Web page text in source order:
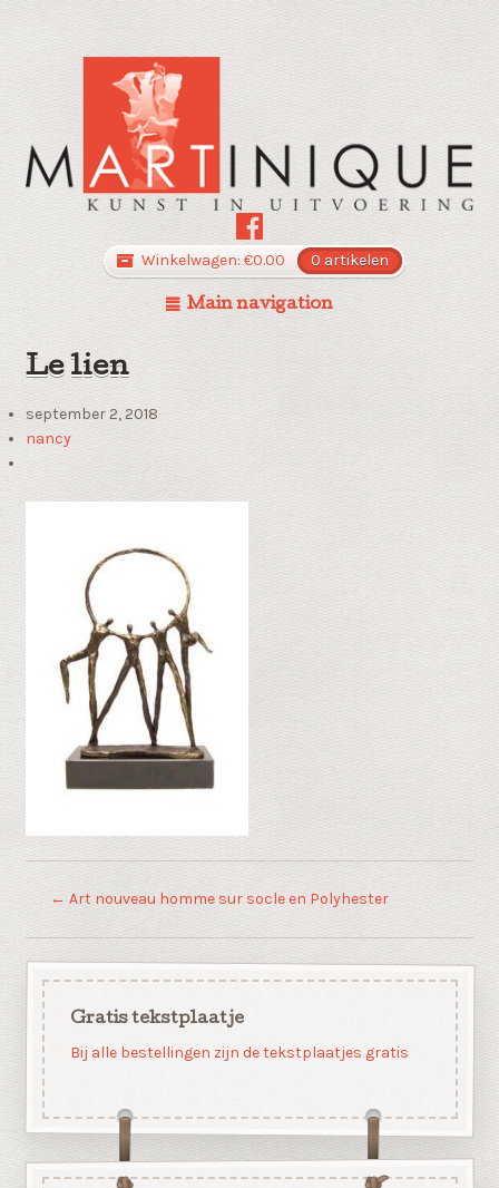
Winkelwagen: €0.00 0 artikelen
Main navigation
Le lien
september 2, 2018
nancy
← Art nouveau homme sur socle en Polyhester
Gratis tekstplaatje
Bij alle bestellingen zijn de tekstplaatjes gratis